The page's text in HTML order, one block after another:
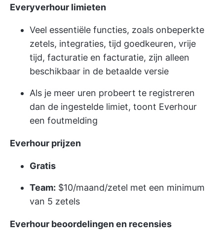
Everyverhour limieten
Veel essentiële functies, zoals onbeperkte
zetels, integraties, tijd goedkeuren, vrije
tijd, facturatie en facturatie, zijn alleen
beschikbaar in de betaalde versie
Als je meer uren probeert te registreren
dan de ingestelde limiet, toont Everhour
een foutmelding
Everhour prijzen
Gratis
Team: $10/maand/zetel met een minimum
van 5 zetels
Everhour beoordelingen en recensies